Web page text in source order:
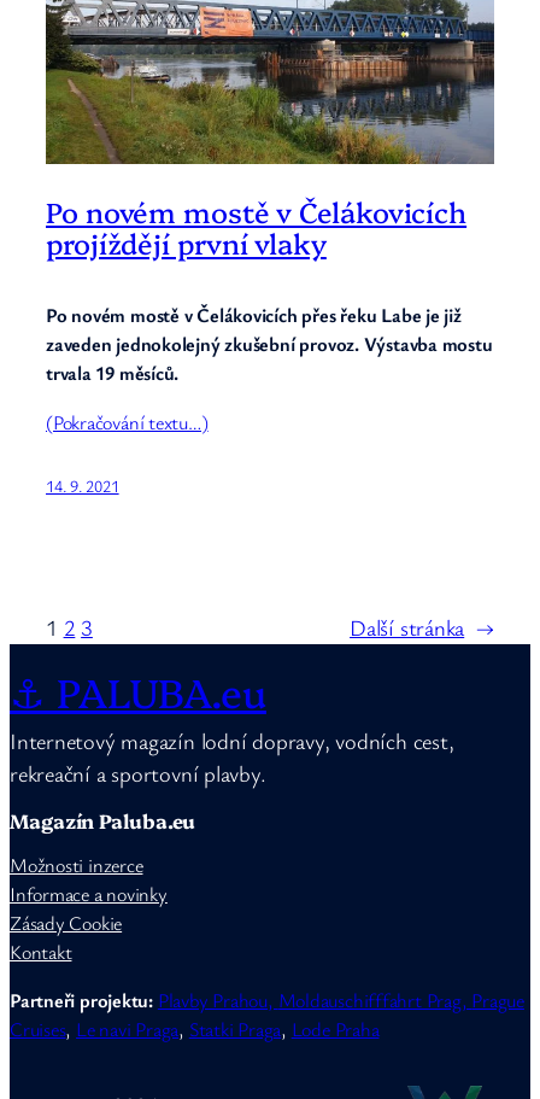
Po novém mostě v Čelákovicích
projíždějí první vlaky
Po novém mostě v Čelákovicích přes řeku Labe je již
zaveden jednokolejný zkušební provoz. Výstavba mostu
trvala 19 měsíců.
(Pokračování textu…)
14. 9. 2021
1 2 3 Další stránka →
⚓ PALUBA.eu
Internetový magazín lodní dopravy, vodních cest,
rekreační a sportovní plavby.
Magazín Paluba.eu
Možnosti inzerce
Informace a novinky
Zásady Cookie
Kontakt
Partneři projektu: Plavby Prahou, Moldauschifffahrt Prag, Prague
Cruises, Le navi Praga, Statki Praga, Lode Praha